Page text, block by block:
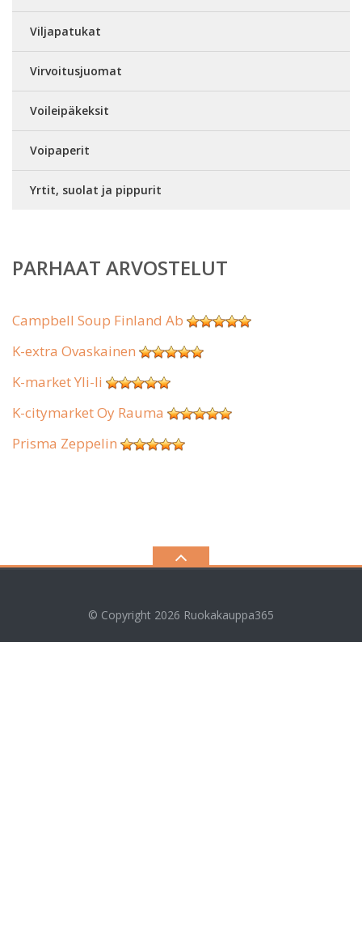
Viljapatukat
Virvoitusjuomat
Voileipäkeksit
Voipaperit
Yrtit, suolat ja pippurit
PARHAAT ARVOSTELUT
Campbell Soup Finland Ab
K-extra Ovaskainen
K-market Yli-Ii
K-citymarket Oy Rauma
Prisma Zeppelin
© Copyright 2026 Ruokakauppa365